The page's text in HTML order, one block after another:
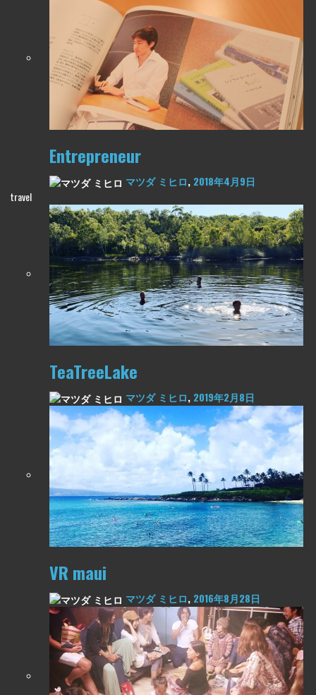
Entrepreneur
マツダ ミヒロ, 2018年4月9日
travel
TeaTreeLake
マツダ ミヒロ, 2019年2月8日
VR maui
マツダ ミヒロ, 2016年8月28日